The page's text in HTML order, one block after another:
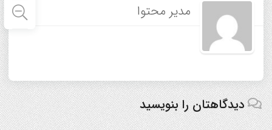
مدیر محتوا
دیدگاهتان را بنویسید